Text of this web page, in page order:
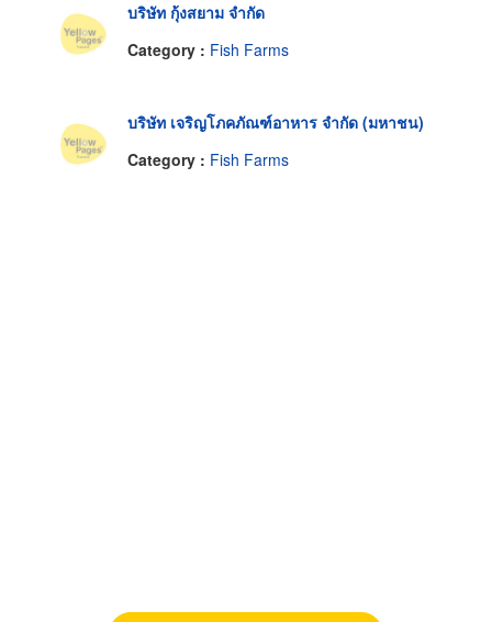
บริษัท กุ้งสยาม จำกัด
Category : Fish Farms
บริษัท เจริญโภคภัณฑ์อาหาร จำกัด (มหาชน)
Category : Fish Farms